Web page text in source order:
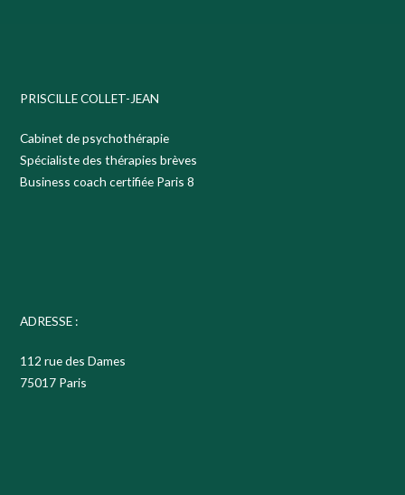
PRISCILLE COLLET-JEAN
Cabinet de psychothérapie
Spécialiste des thérapies brèves
Business coach certifiée Paris 8
ADRESSE :
112 rue des Dames
75017 Paris